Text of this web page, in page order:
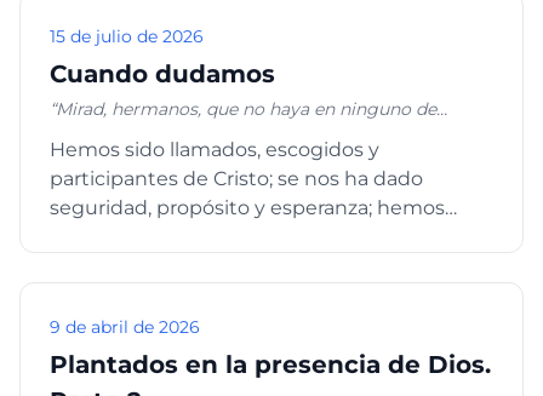
15 de julio de 2026
Cuando dudamos
“Mirad, hermanos, que no haya en ninguno de
apartarse del Dios vivo; antes exhortaos los unos a
los otros cada día, entre tanto que se dice: Hoy; para
que ninguno de vosotros se endurezca por el
participantes de Cristo, con tal que retengamos
firme hasta el fin nuestra confianza del principio,”
Hemos sido llamados, escogidos y
participantes de Cristo; se nos ha dado
seguridad, propósito y esperanza; hemos
9 de abril de 2026
Plantados en la presencia de Dios.